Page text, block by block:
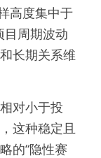
高度集中于
周期波动
长期关系维
对小于投
这种稳定且
的“隐性赛